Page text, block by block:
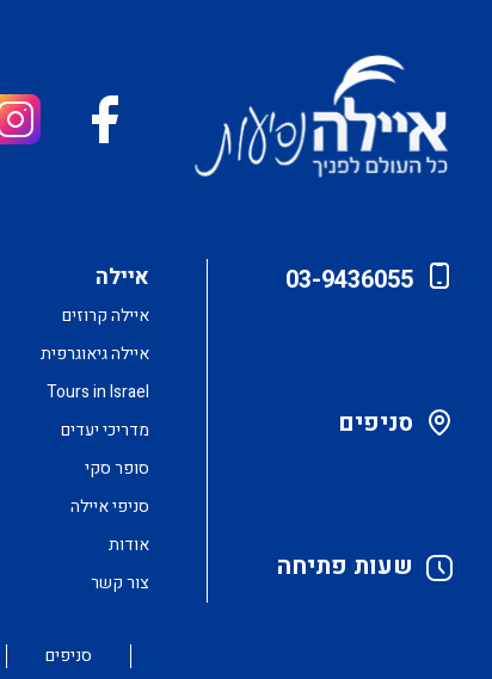
03-9436055
סניפים
שעות פתיחה
איילה
איילה קרוזים
איילה גיאוגרפית
Tours in Israel
מדריכי יעדים
סופר סקי
סניפי איילה
אודות
צור קשר
סניפים